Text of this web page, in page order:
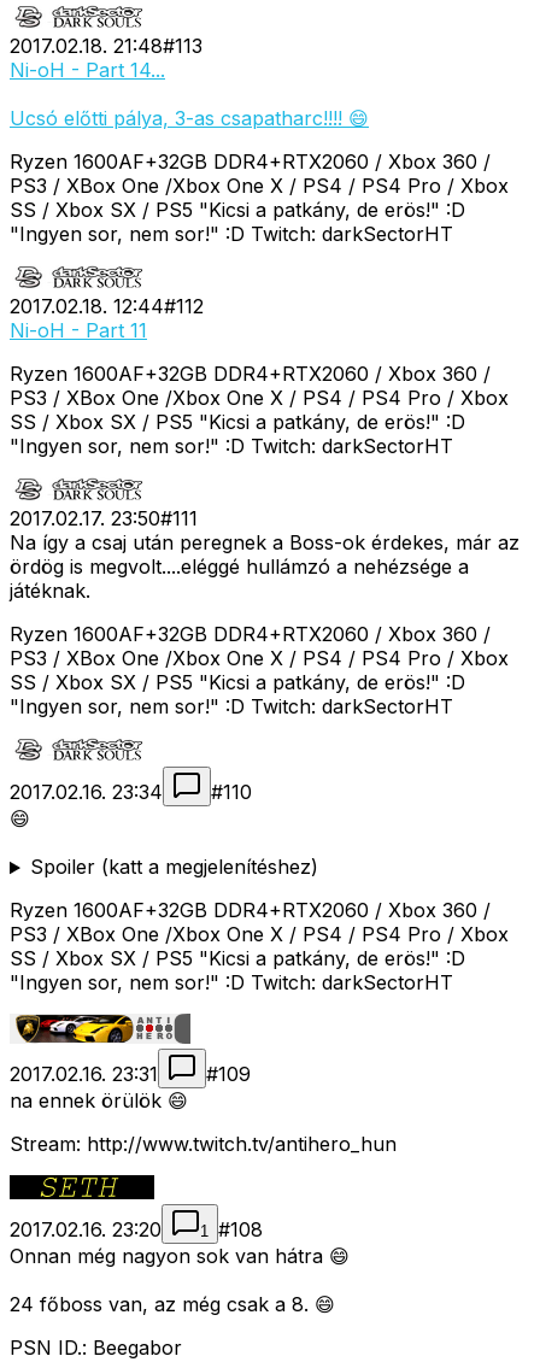
2017.02.18. 21:48#113
Ni-oH - Part 14...
Ucsó előtti pálya, 3-as csapatharc!!!! 😄
Ryzen 1600AF+32GB DDR4+RTX2060 / Xbox 360 /
PS3 / XBox One /Xbox One X / PS4 / PS4 Pro / Xbox
SS / Xbox SX / PS5 "Kicsi a patkány, de erös!" :D
"Ingyen sor, nem sor!" :D Twitch: darkSectorHT
2017.02.18. 12:44#112
Ni-oH - Part 11
Ryzen 1600AF+32GB DDR4+RTX2060 / Xbox 360 /
PS3 / XBox One /Xbox One X / PS4 / PS4 Pro / Xbox
SS / Xbox SX / PS5 "Kicsi a patkány, de erös!" :D
"Ingyen sor, nem sor!" :D Twitch: darkSectorHT
2017.02.17. 23:50#111
Na így a csaj után peregnek a Boss-ok érdekes, már az
ördög is megvolt....eléggé hullámzó a nehézsége a
játéknak.
Ryzen 1600AF+32GB DDR4+RTX2060 / Xbox 360 /
PS3 / XBox One /Xbox One X / PS4 / PS4 Pro / Xbox
SS / Xbox SX / PS5 "Kicsi a patkány, de erös!" :D
"Ingyen sor, nem sor!" :D Twitch: darkSectorHT
2017.02.16. 23:34 #110
😄
Spoiler (katt a megjelenítéshez)
Ryzen 1600AF+32GB DDR4+RTX2060 / Xbox 360 /
PS3 / XBox One /Xbox One X / PS4 / PS4 Pro / Xbox
SS / Xbox SX / PS5 "Kicsi a patkány, de erös!" :D
"Ingyen sor, nem sor!" :D Twitch: darkSectorHT
2017.02.16. 23:31 #109
na ennek örülök 😄
Stream: http://www.twitch.tv/antihero_hun
2017.02.16. 23:20 1 #108
Onnan még nagyon sok van hátra 😄
24 főboss van, az még csak a 8. 😄
PSN ID.: Beegabor